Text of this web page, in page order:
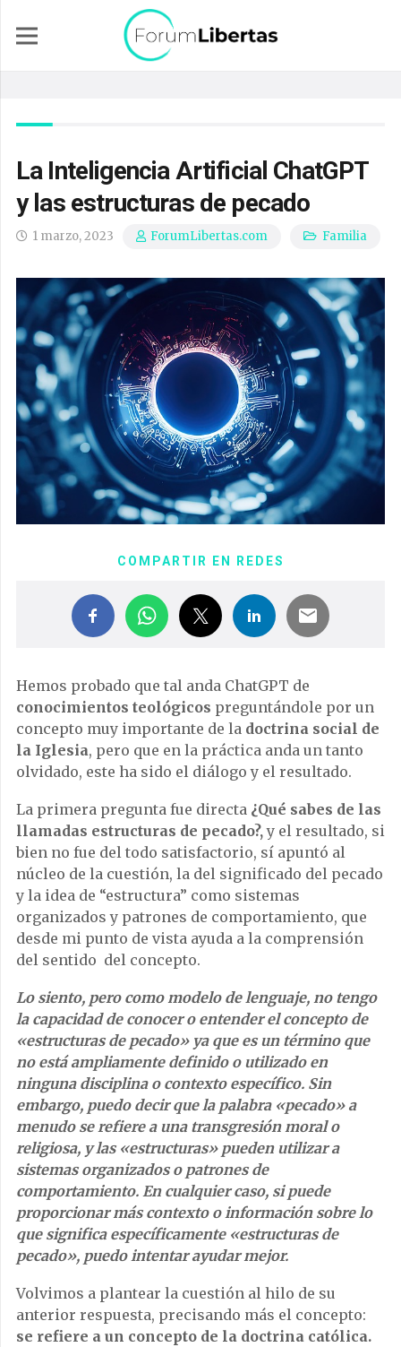
La Inteligencia Artificial ChatGPT
y las estructuras de pecado
1 marzo, 2023 ForumLibertas.com Familia
COMPARTIR EN REDES
Hemos probado que tal anda ChatGPT de
conocimientos teológicos preguntándole por un
concepto muy importante de la doctrina social de
la Iglesia, pero que en la práctica anda un tanto
olvidado, este ha sido el diálogo y el resultado.
La primera pregunta fue directa ¿Qué sabes de las
llamadas estructuras de pecado?,y el resultado, si
bien no fue del todo satisfactorio, sí apuntó al
núcleo de la cuestión, la del significado del pecado
y la idea de “estructura” como sistemas
organizados y patrones de comportamiento, que
desde mi punto de vista ayuda a la comprensión
del sentido del concepto.
Lo siento, pero como modelo de lenguaje, no tengo
la capacidad de conocer o entender el concepto de
«estructuras de pecado» ya que es un término que
no está ampliamente definido o utilizado en
ninguna disciplina o contexto específico. Sin
embargo, puedo decir que la palabra «pecado» a
menudo se refiere a una transgresión moral o
religiosa, y las «estructuras» pueden utilizar a
sistemas organizados o patrones de
comportamiento. En cualquier caso, si puede
proporcionar más contexto o información sobre lo
que significa específicamente «estructuras de
pecado», puedo intentar ayudar mejor.
Volvimos a plantear la cuestión al hilo de su
anterior respuesta, precisando más el concepto:
se refiere a un concepto de la doctrina católica.